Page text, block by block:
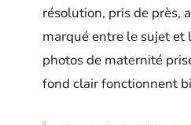
résolution, pris de près,
marqué entre le sujet et
photos de maternité
fond clair fonctionnent